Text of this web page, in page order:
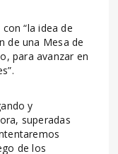
“la idea de
de una Mesa de
para avanzar en
y
superadas
de los